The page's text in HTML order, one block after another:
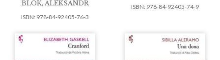
BLOK, ALEKSANDR
ISBN: 978-84-92405-76-3
ISBN: 978-84-92405-74-9